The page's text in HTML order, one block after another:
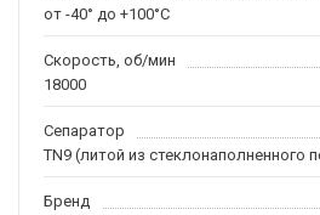
от -40° до +100°C
Скорость, об/мин
18000
Сепаратор
TN9 (литой из стеклонаполненного
Бренд